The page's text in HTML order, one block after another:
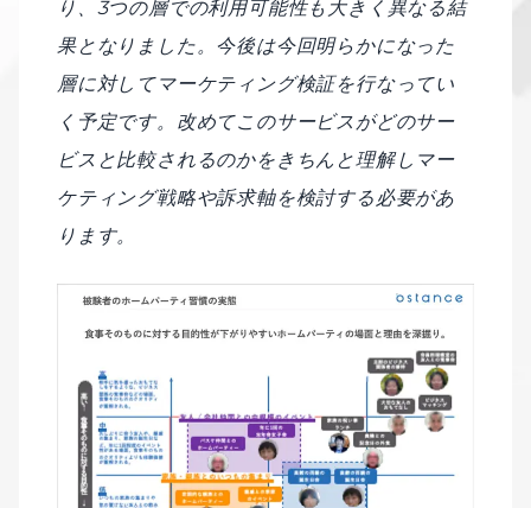
り、3つの層での利用可能性も大きく異なる結
果となりました。今後は今回明らかになった
層に対してマーケティング検証を行なってい
く予定です。改めてこのサービスがどのサー
ビスと比較されるのかをきちんと理解しマー
ケティング戦略や訴求軸を検討する必要があ
ります。